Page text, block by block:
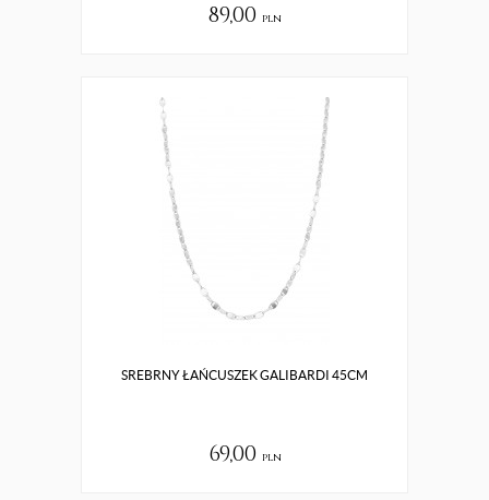
89,00 pln
SREBRNY ŁAŃCUSZEK GALIBARDI 45CM
69,00 pln